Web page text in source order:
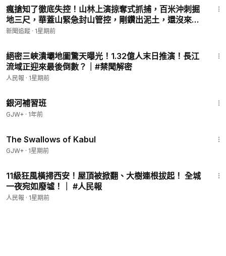
瘋搶知了徹底失控！山林上演掠奪式抓捕，百米沖刺掘
地三尺，華蓋山緊急封山管控，剛鑽出泥土，還沒來得
及往樹幹攀爬，轉眼就被壹搶而空
新聞追蹤 · 1星期前
絕密三峽潰壩地圖驚天曝光！1.32億人末日推演！長江
流域正迎來最後倒數？｜#禁聞解密
人民報 · 1星期前
銀河補習班
GJW+ · 1年前
The Swallows of Kabul
GJW+ · 1星期前
11級狂風橫掃西安！屋頂被掀翻、大樹連根拔起！ 全城
一夜宛如廢墟！｜ #人民報
人民報 · 1星期前